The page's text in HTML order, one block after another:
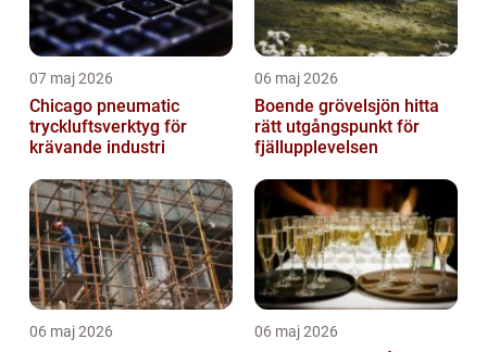
07 maj 2026
Chicago pneumatic
tryckluftsverktyg för
krävande industri
06 maj 2026
Boende grövelsjön hitta
rätt utgångspunkt för
fjällupplevelsen
06 maj 2026 06 maj 2026